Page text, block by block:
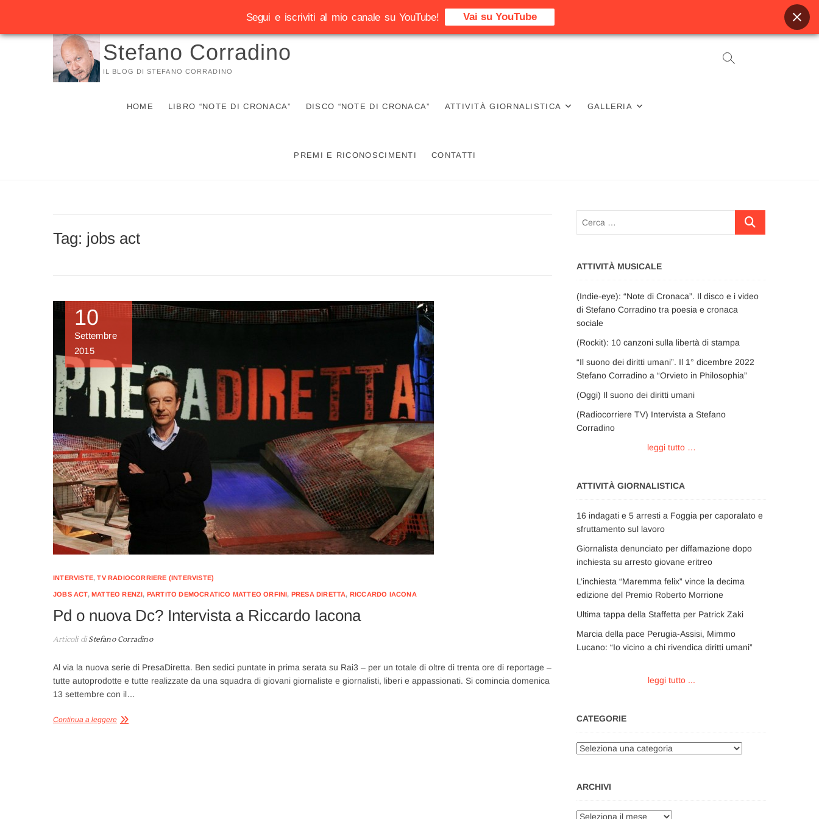
Vai
Stefano Corradino
IL BLOG DI STEFANO CORRADINO
HOME LIBRO “NOTE DI CRONACA” DISCO “NOTE DI CRONACA” ATTIVITÀ GIORNALISTICA GALLERIA
PREMI E RICONOSCIMENTI CONTATTI
Tag: jobs act
10
Settembre
2015
INTERVISTE,TV RADIOCORRIERE (INTERVISTE)
JOBS ACT,MATTEO RENZI, PARTITO DEMOCRATICO MATTEO ORFINI, PRESA DIRETTA, RICCARDO IACONA
Pd o nuova Dc? Intervista a Riccardo Iacona
Articoli diStefano Corradino
Al via la nuova serie di PresaDiretta. Ben sedici puntate in prima serata su Rai3 – per un totale di oltre di trenta ore di reportage –
tutte autoprodotte e tutte realizzate da una squadra di giovani giornaliste e giornalisti, liberi e appassionati. Si comincia domenica
13 settembre con il…
Continua a leggere
Cerca
ATTIVITÀ MUSICALE
(Indie-eye): “Note di Cronaca”. Il disco e i video
di Stefano Corradino tra poesia e cronaca
sociale
(Rockit): 10 canzoni sulla libertà di stampa
“Il suono dei diritti umani”. Il 1° dicembre 2022
Stefano Corradino a “Orvieto in Philosophia”
(Oggi) Il suono dei diritti umani
(Radiocorriere TV) Intervista a Stefano
Corradino
leggi tutto …
ATTIVITÀ GIORNALISTICA
16 indagati e 5 arresti a Foggia per caporalato e
sfruttamento sul lavoro
Giornalista denunciato per diffamazione dopo
inchiesta su arresto giovane eritreo
L’inchiesta “Maremma felix” vince la decima
edizione del Premio Roberto Morrione
Ultima tappa della Staffetta per Patrick Zaki
Marcia della pace Perugia-Assisi, Mimmo
Lucano: “Io vicino a chi rivendica diritti umani”
leggi tutto ...
CATEGORIE
Categorie
ARCHIVI
Archivi
Segui e iscriviti al mio canale su YouTube! Vai su YouTube